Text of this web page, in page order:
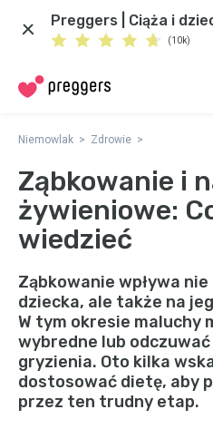
Preggers | Ciąża i
(10k)
Niemowlak Zdrowie
Ząbkowanie i
żywieniowe:
wiedzieć
Ząbkowanie wpływa
dziecka, ale także na
W tym okresie maluchy
wybredne lub
gryzienia. Oto kilka
dostosować dietę, aby
przez ten trudny etap.